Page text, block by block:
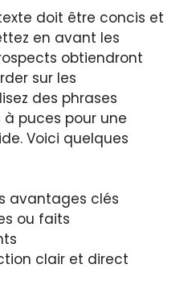
doit être concis et
en avant les
obtiendront
sur les
des phrases
puces pour une
Voici quelques
avantages clés
ou faits
clair et direct